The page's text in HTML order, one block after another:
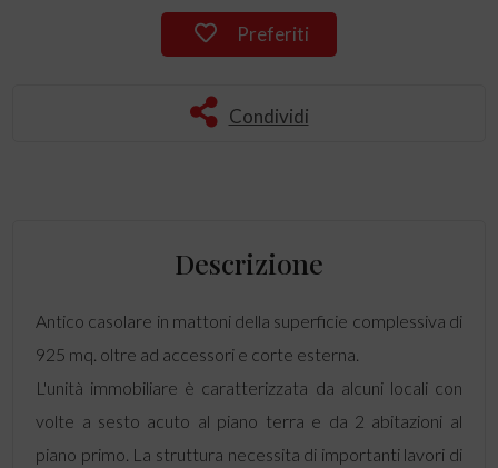
Preferiti
Condividi
Descrizione
Antico casolare in mattoni della superficie complessiva di
925 mq. oltre ad accessori e corte esterna.
L'unità immobiliare è caratterizzata da alcuni locali con
volte a sesto acuto al piano terra e da 2 abitazioni al
piano primo. La struttura necessita di importanti lavori di